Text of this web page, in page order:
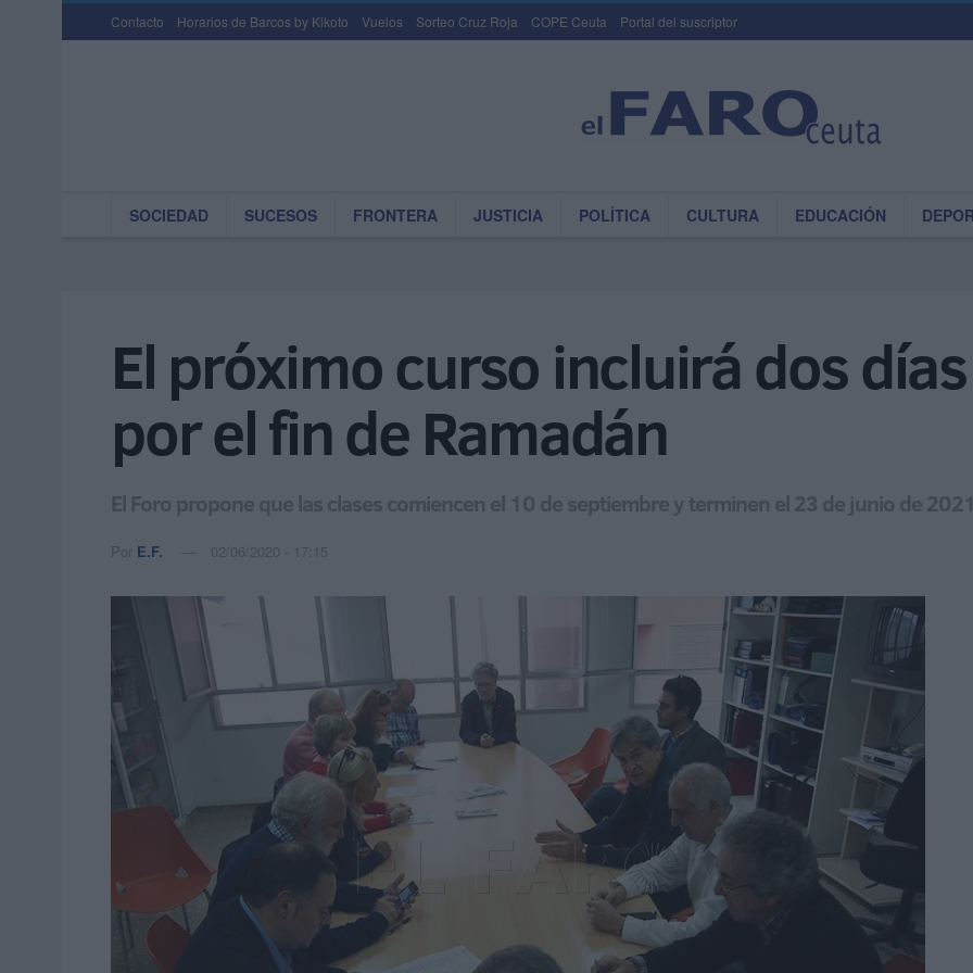
Contacto Horarios de Barcos by Kikoto Vuelos Sorteo Cruz Roja COPE Ceuta Portal del suscriptor
SOCIEDAD SUCESOS FRONTERA JUSTICIA POLÍTICA CULTURA EDUCACIÓN
El próximo curso incluirá dos
por el fin de Ramadán
El Foro propone que las clases comiencen el 10 de septiembre y terminen el 23 de junio de
Por E.F. 02/06/2020 - 17:15